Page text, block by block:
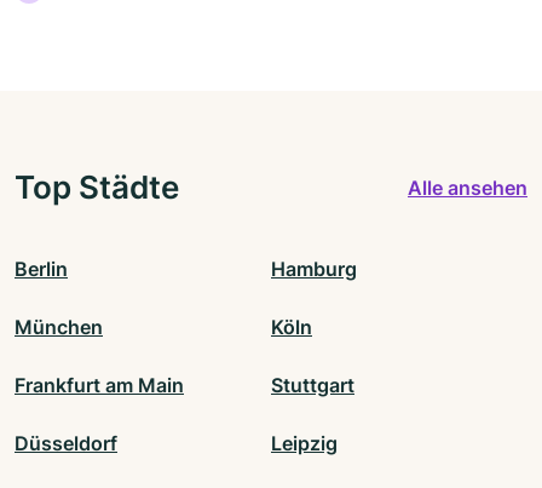
Top Städte Alle ansehen
Berlin Hamburg
München Köln
Frankfurt am Main Stuttgart
Düsseldorf Leipzig